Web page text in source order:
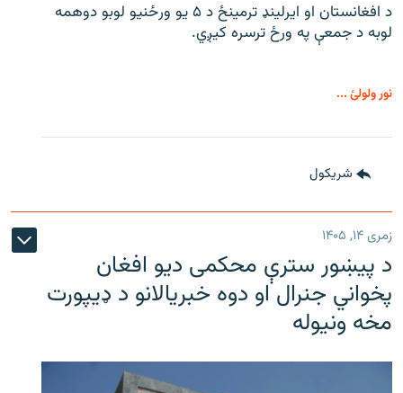
د افغانستان او ایرلینډ ترمینځ د ۵ یو ورځنیو لوبو دوهمه
لوبه د جمعې په ورځ ترسره کیږي.
نور ولولئ ...
شريکول
زمری ۱۴, ۱۴۰۵
د پیښور سترې محکمی دیو افغان
پخواني جنرال او دوه خبریالانو د ډیپورت
مخه ونیوله